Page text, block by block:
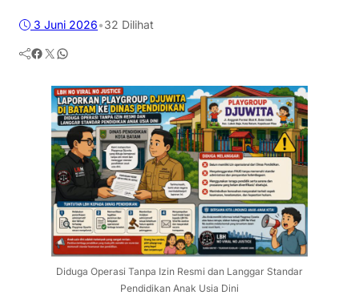
3 Juni 2026•32 Dilihat
Facebook Twitter WhatsApp
Diduga Operasi Tanpa Izin Resmi dan Langgar Standar
Pendidikan Anak Usia Dini